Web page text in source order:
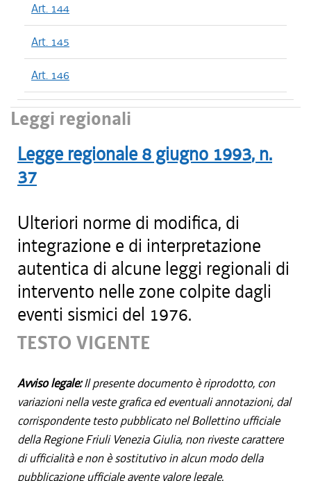
Art. 144
Art. 145
Art. 146
Leggi regionali
Legge regionale 8 giugno 1993, n.
37
Ulteriori norme di modifica, di
integrazione e di interpretazione
autentica di alcune leggi regionali di
intervento nelle zone colpite dagli
eventi sismici del 1976.
TESTO VIGENTE
Avviso legale:Il presente documento è riprodotto, con
variazioni nella veste grafica ed eventuali annotazioni, dal
corrispondente testo pubblicato nel Bollettino ufficiale
della Regione Friuli Venezia Giulia, non riveste carattere
di ufficialità e non è sostitutivo in alcun modo della
pubblicazione ufficiale avente valore legale.